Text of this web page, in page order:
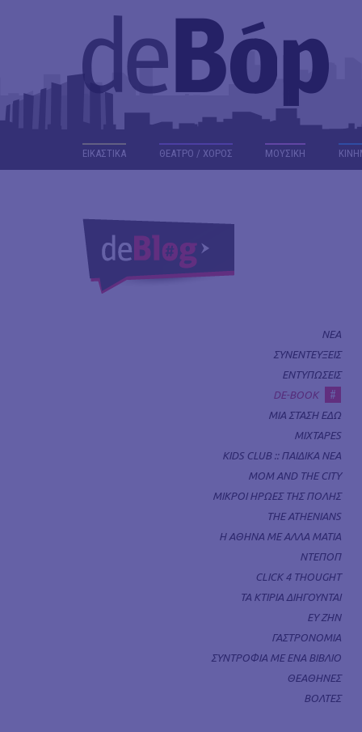
ΕΙΚΑΣΤΙΚΑ ΘΕΑΤΡΟ / ΧΟΡΟΣ ΜΟΥΣΙΚΗ
ΝΕΑ
ΣΥΝΕΝΤΕΥΞΕΙΣ
ΕΝΤΥΠΩΣΕΙΣ
DE-BOOK
#
ΜΙΑ ΣΤΑΣΗ ΕΔΩ
MIXTAPES
KIDS CLUB :: ΠΑΙΔΙΚΑ ΝΕΑ
MOM AND THE CITY
ΜΙΚΡΟΙ ΗΡΩΕΣ ΤΗΣ ΠΟΛΗΣ
THE ATHENIANS
Η ΑΘΗΝΑ ΜΕ ΑΛΛΑ ΜΑΤΙΑ
ΝΤΕΠΟΠ
CLICK 4 THOUGHT
ΤΑ ΚΤΙΡΙΑ ΔΙΗΓΟΥΝΤΑΙ
ΕΥ ΖΗΝ
ΓΑΣΤΡΟΝΟΜΙΑ
ΣΥΝΤΡΟΦΙΑ ΜΕ ΕΝΑ ΒΙΒΛΙΟ
ΘΕΑΘΗΝΕΣ
ΒΟΛΤΕΣ